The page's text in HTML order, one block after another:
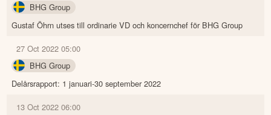
BHG Group
Gustaf Öhrn utses till ordinarie VD och koncernchef för BHG Group
27 Oct 2022 05:00
BHG Group
Delårsrapport: 1 januari-30 september 2022
13 Oct 2022 06:00